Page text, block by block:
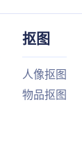
抠图
人像抠图
物品抠图